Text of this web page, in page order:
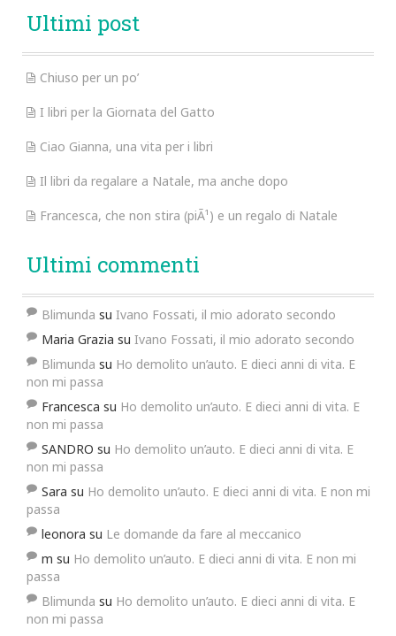
Ultimi post
Chiuso per un po’
I libri per la Giornata del Gatto
Ciao Gianna, una vita per i libri
Il libri da regalare a Natale, ma anche dopo
Francesca, che non stira (piÃ¹) e un regalo di Natale
Ultimi commenti
Blimunda su Ivano Fossati, il mio adorato secondo
Maria Grazia su Ivano Fossati, il mio adorato secondo
Blimunda su Ho demolito un’auto. E dieci anni di vita. E
non mi passa
Francesca su Ho demolito un’auto. E dieci anni di vita. E
non mi passa
SANDRO su Ho demolito un’auto. E dieci anni di vita. E
non mi passa
Sara su Ho demolito un’auto. E dieci anni di vita. E non mi
passa
leonora su Le domande da fare al meccanico
m su Ho demolito un’auto. E dieci anni di vita. E non mi
passa
Blimunda su Ho demolito un’auto. E dieci anni di vita. E
non mi passa